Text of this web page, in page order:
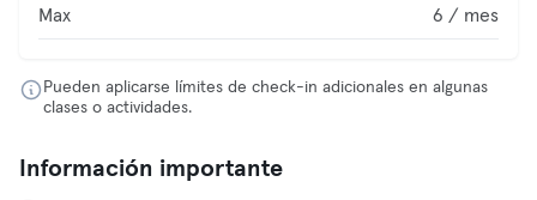
Max 6 / mes
Pueden aplicarse límites de check-in adicionales en algunas
clases o actividades.
Información importante